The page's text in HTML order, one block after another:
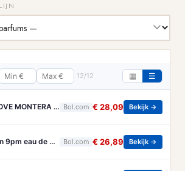
12/12 ▦ ☰
INSTANT LOVE MONTERA - FRAGRANCE WORLD - 100ML - EAU DE PARFUM Bol.com € 28,09 Bekijk →
Afnan Afnan 9pm eau de parfum spray (unisex) 100 ml Bol.com € 26,89 Bekijk →